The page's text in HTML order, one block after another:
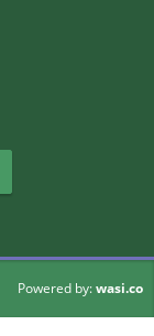
Powered by:wasi.co